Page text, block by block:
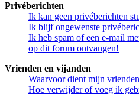
Privéberichten
Ik kan geen privéberichten
Ik blijf ongewenste
Ik heb spam of een e-mail
op dit forum ontvangen!
Vrienden en vijanden
Waarvoor dient mijn
Hoe verwijder of voeg ik